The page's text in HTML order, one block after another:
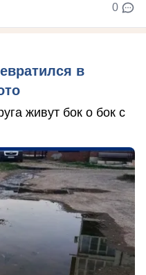
0
в
живут бок о бок с